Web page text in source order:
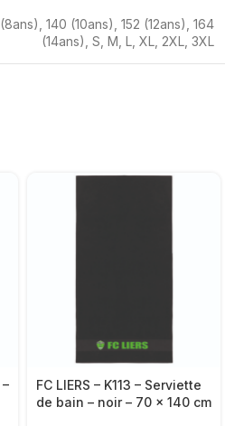
140 (10ans) 152 (12ans) 164
(14ans) S M L XL 2XL 3XL
FC LIERS – K113 – Serviette
de bain – noir – 70 x 140 cm